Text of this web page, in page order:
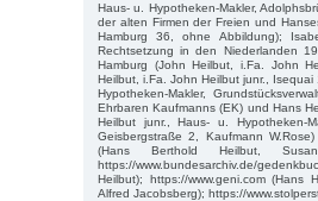
Haus- u. Hypotheken-Makler,
der alten Firmen der Freien und
Hamburg 36, ohne Abbildung);
Rechtsetzung in den Niederlanden
Hamburg (John Heilbut, i.Fa. John
Heilbut, i.Fa. John Heilbut junr.,
Hypotheken-Makler,
Ehrbaren Kaufmanns (EK) und Hans
Heilbut junr., Haus- u. Hypotheken-
Geisbergstraße 2, Kaufmann
(Hans Berthold Heilbut,
https://www.bundesarchiv.de/
Heilbut); https://www.geni.com (Hans
Alfred Jacobsberg); https://